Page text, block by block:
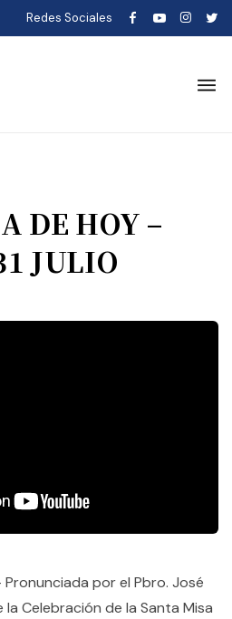
Redes Sociales
DE HOY –
JULIO
Pronunciada por el Pbro. José
Celebración de la Santa Misa